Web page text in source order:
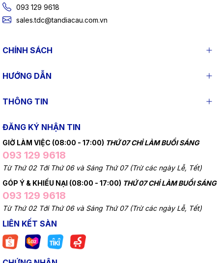
093 129 9618
sales.tdc@tandiacau.com.vn
CHÍNH SÁCH
HƯỚNG DẪN
THÔNG TIN
ĐĂNG KÝ NHẬN TIN
GIỜ LÀM VIỆC (08:00 - 17:00) THỨ 07 CHỈ LÀM BUỔI SÁNG
093 129 9618
Từ Thứ 02 Tới Thứ 06 và Sáng Thứ 07 (Trừ các ngày Lễ, Tết)
GÓP Ý & KHIẾU NẠI (08:00 - 17:00) THỨ 07 CHỈ LÀM BUỔI SÁNG
093 129 9618
Từ Thứ 02 Tới Thứ 06 và Sáng Thứ 07 (Trừ các ngày Lễ, Tết)
LIÊN KẾT SÀN